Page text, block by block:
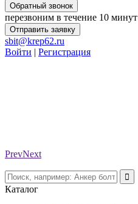
Обратный звонок
перезвоним в течение 10 минут
Отправить заявку
sbit@krep62.ru
Войти | Регистрация
PrevNext
Каталог